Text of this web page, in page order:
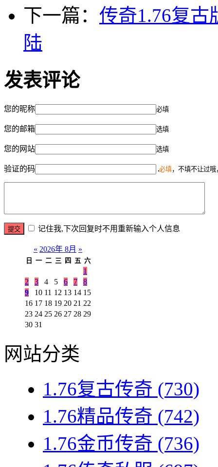
下一篇： 传奇1.76复古
陆
发表评论
您的昵称 必填
您的邮箱 选填
您的网站 选填
验证的码 必填，不填不让过
记住我,下次回复时不用重新输入个人信息
« 2026年 8月 »
日 一 二 三 四 五 六
1
2
3 4 5 6 7
8
9
10 11 12 13 14 15
16 17 18 19 20 21 22
23 24 25 26 27 28 29
30 31
网站分类
1.76复古传奇 (730)
1.76精品传奇 (742)
1.76金币传奇 (736)